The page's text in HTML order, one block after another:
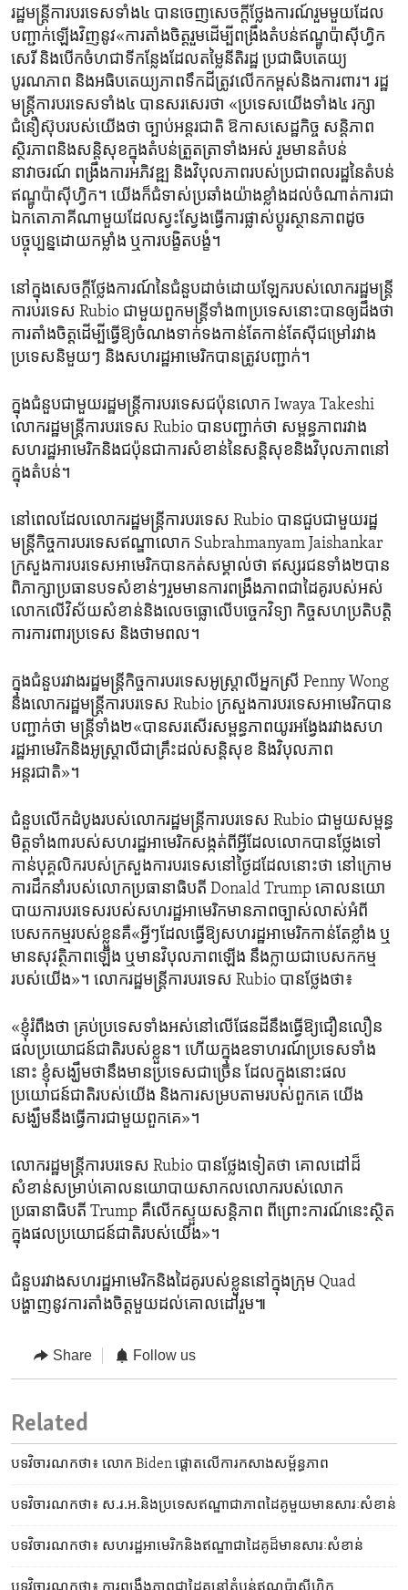
រដ្ឋមន្ត្រី​ការបរទេស​ទាំង៤ បាន​ចេញ​សេចក្តីថ្លែងការណ៍​រួម​មួយ​ដែល​
បញ្ជាក់​ឡើង​វិញ​នូវ«ការតាំងចិត្ត​រួមដើម្បី​ពង្រឹង​តំបន់​ឥណ្ឌូ​ប៉ាស៊ីហ្វិក​
សេរី​ និង​បើក​ចំហជា​ទីកន្លែង​ដែល​តម្លៃ​នីតិរដ្ឋ ប្រជាធិបតេយ្យ
បូរណភាព​ និង​អធិបតេយ្យភាព​ទឹកដី​ត្រូវលើក​កម្ពស់និង​ការពារ។ រដ្ឋ
មន្ត្រី​ការបរទេស​ទាំង៤ បាន​សរសេរ​ថា «ប្រទេស​យើង​ទាំង៤ រក្សា​
ជំនឿ​ស៊ុប​របស់​យើង​ថា ​ច្បាប់​អន្តរជាតិ ឱកាស​សេដ្ឋកិច្ច សន្តិភាព
ស្ថិរភាព​និង​សន្តិសុខ​ក្នុង​តំបន់​ត្រួតត្រា​ទាំង​អស់ រួមមាន​តំបន់​
នាវាចរណ៍ ពង្រឹង​ការអភិវឌ្ឍ​ និង​វិបុលភាព​របស់​ប្រជាពលរដ្ឋ​នៃ​តំបន់​
ឥណ្ឌូ​ប៉ាស៊ីហ្វិក។ យើង​ក៏​ជំទាស់​ប្រឆាំង​យ៉ាង​ខ្លាំង​ដល់​ចំណាត់ការ​ជា​
ឯកតោភាគីណាមួយ​ដែល​ស្វះស្វែង​ធ្វើ​ការផ្លាស់ប្តូរ​ស្ថានភាព​ដូច​
បច្ចុប្បន្ន​ដោយកម្លាំង​ ឬ​ការបង្ខិត​បង្ខំ។
នៅ​ក្នុង​សេចក្តីថ្លែងការណ៍​នៃ​ជំនួប​ដាច់​ដោយ​ឡែក​របស់​លោក​រដ្ឋមន្ត្រី​
ការបរទេស Rubio ជាមួយ​ពួក​មន្ត្រី​ទាំង៣ប្រទេស​នោះបាន​ឲ្យដឹងថា​
ការតាំងចិត្ត​ដើម្បី​ធ្វើ​ឱ្យ​ចំណង​ទាក់ទង​កាន់តែ​កាន់តែ​ស៊ី​ជម្រៅ​រវាង​
ប្រទេស​និមួយៗ​ និង​សហរដ្ឋ​អាមេរិក​បាន​ត្រូវ​បញ្ជាក់។
ក្នុង​ជំនួប​ជាមួយ​រដ្ឋមន្ត្រី​ការបរទេស​ជប៉ុន​លោក Iwaya Takeshi
លោក​រដ្ឋមន្ត្រី​ការបរទេស Rubio បាន​បញ្ជាក់​ថា ​សម្ពន្ធភាព​រវាង​
សហរដ្ឋ​អាមេរិក​និង​ជប៉ុន​ជា​ការសំខាន់​នៃ​សន្តិសុខ​និង​វិបុលភាព​នៅ​
ក្នុង​តំបន់។
នៅពេល​ដែល​លោក​រដ្ឋមន្ត្រី​ការបរទេស Rubio បាន​ជួប​ជាមួយ​រដ្ឋ
មន្ត្រី​កិច្ចការ​បរទេស​ឥណ្ឌា​លោក Subrahmanyam Jaishankar
ក្រសួង​ការបរទេស​អាមេរិក​បាន​កត់​សម្គាល់​ថា​ ឥស្សរជន​ទាំង២បាន​
ពិភាក្សា​ប្រធានបទ​សំខាន់ៗរួមមាន​ការពង្រឹង​ភាពជា​ដៃគូ​របស់​អស់​
លោក​លើ​វិស័យសំខាន់​និង​លេចធ្លោ​លើ​បច្ចេកវិទ្យា​ កិច្ចសហប្រតិបត្តិ
ការ​ការពារ​ប្រទេស​ និង​ថាមពល។
ក្នុង​ជំនួប​រវាង​រដ្ឋមន្ត្រី​កិច្ចការ​បរទេស​អូស្ត្រាលី​អ្នក​ស្រី Penny Wong
និង​លោក​រដ្ឋមន្ត្រី​ការបរទេស Rubio ក្រសួង​ការបរទេស​អាមេរិក​បាន​
បញ្ជាក់​ថា​ មន្ត្រី​ទាំង២«បាន​សរសើរ​សម្ពន្ធភាព​យូរ​អង្វែង​រវាង​សហ
រដ្ឋ​អាមេរិក​និង​អូស្ត្រាលី​ជា​គ្រឹះ​ដល់​សន្តិសុខ និង​វិបុលភាព​
អន្តរជាតិ»។
ជំនួប​លើក​ដំបូង​របស់​លោក​រដ្ឋមន្ត្រី​ការបរទេស Rubio ជាមួយ​សម្ពន្ធ
មិត្ត​ទាំង៣របស់​សហរដ្ឋ​អាមេរិក​សង្កត់​ពី​អ្វី​ដែល​លោក​បាន​ថ្លែង​ទៅ
កាន់​បុគ្គលិក​របស់​ក្រសួង​ការបរទេស​នៅ​ថ្ងៃ​ដដែល​នោះ​ថា នៅ​ក្រោម​
ការដឹកនាំ​របស់​លោក​ប្រធានាធិបតី Donald Trump គោលនយោ​
បាយ​ការបរទេស​របស់​សហរដ្ឋ​អាមេរិកមាន​ភាពច្បាស់លាស់​អំពី​
បេសកកម្ម​របស់​ខ្លួន​គឺ«អ្វីៗ​ដែល​ធ្វើ​ឱ្យ​សហរដ្ឋ​អាមេរិក​កាន់តែ​ខ្លាំង ​ឬ​
មាន​សុវត្ថិភាព​ឡើង ​ឬ​មាន​វិបុលភាព​ឡើង នឹង​ក្លាយ​ជា​បេសកកម្ម​
របស់​យើង»។ លោក​រដ្ឋមន្ត្រី​ការបរទេស Rubio បាន​ថ្លែង​ថា៖
«ខ្ញុំ​រំពឹង​ថា ​គ្រប់​ប្រទេស​ទាំង​អស់​នៅ​លើ​ផែនដី​នឹង​ធ្វើ​ឱ្យ​ជឿនលឿន​
ផល​ប្រយោជន៍​ជាតិ​របស់​ខ្លួន។ ហើយ​ក្នុង​ឧទាហរណ៍​ប្រទេស​ទាំង​
នោះ ខ្ញុំ​សង្ឃឹម​ថា​នឹង​មាន​ប្រទេស​ជា​ច្រើន ដែល​ក្នុង​នោះ​ផល
ប្រយោជន៍​ជាតិ​របស់​យើង​ និង​ការសម្រប​តាម​របស់​ពួកគេ យើង​
សង្ឃឹម​នឹង​ធ្វើការ​ជាមួយ​ពួកគេ»។
លោក​រដ្ឋមន្ត្រី​ការបរទេស Rubio បាន​ថ្លែង​ទៀត​ថា គោលដៅដ៏​
សំខាន់​សម្រាប់​គោល​នយោបាយ​សាកលលោក​របស់​លោក​
ប្រធានាធិបតី Trump គឺ​លើក​ស្ទួយ​សន្តិភាព ពីព្រោះ​ការណ៍​នេះ​ស្ថិត​
ក្នុង​ផលប្រយោជន៍​ជាតិ​របស់​យើង»។
ជំនួប​រវាង​សហរដ្ឋ​អាមេរិក​និង​ដៃគូ​របស់​ខ្លួន​នៅ​ក្នុង​ក្រុម Quad
បង្ហាញ​នូវ​ការតាំងចិត្ត​មួយ​ដល់​គោលដៅ​រួម៕
Share Follow us
Related
បទវិចារណកថា៖ លោក Biden ផ្តោត​លើ​ការកសាង​សម្ព័ន្ធភាព
បទវិចារណកថា៖ ស.រ.អ.​និង​ប្រទេស​ឥណ្ឌា​ជា​ភាពដៃគូ​មួយ​មាន​សារៈសំខាន់
បទវិចារណកថា៖ សហរដ្ឋ​អាមេរិក​​និង​ឥណ្ឌា​ជា​ដៃគូ​ដ៏​មាន​សារៈសំខាន់